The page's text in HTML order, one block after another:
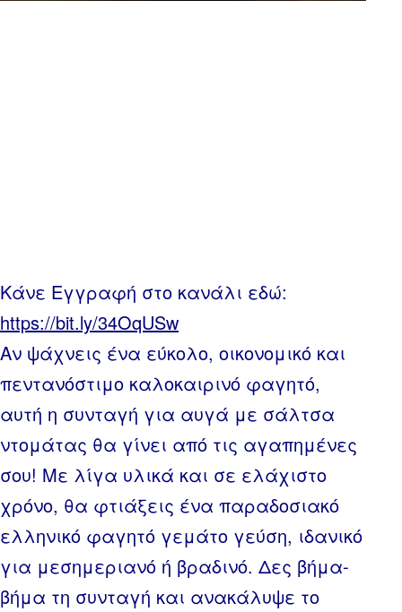
Κάνε Εγγραφή στο κανάλι εδώ:
https://bit.ly/34OqUSw
Αν ψάχνεις ένα εύκολο, οικονομικό και
πεντανόστιμο καλοκαιρινό φαγητό,
αυτή η συνταγή για αυγά με σάλτσα
ντομάτας θα γίνει από τις αγαπημένες
σου! Με λίγα υλικά και σε ελάχιστο
χρόνο, θα φτιάξεις ένα παραδοσιακό
ελληνικό φαγητό γεμάτο γεύση, ιδανικό
για μεσημεριανό ή βραδινό. Δες βήμα-
βήμα τη συνταγή και ανακάλυψε το